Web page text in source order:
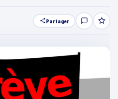
Partager